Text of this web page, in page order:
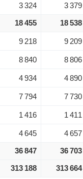
3 324 3 379
18 455 18 538
9 218 9 209
8 840 8 806
4 934 4 890
7 794 7 730
1 416 1 411
4 645 4 657
36 847 36 703
313 188 313 664